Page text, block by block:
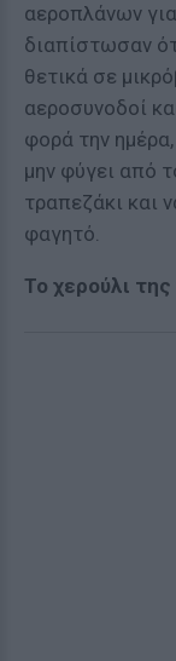
αεροπλάνων
διαπίστωσαν
θετικά σε
αεροσυνοδοί
φορά την
μην φύγει από
τραπεζάκι και
φαγητό.
Το χερούλι